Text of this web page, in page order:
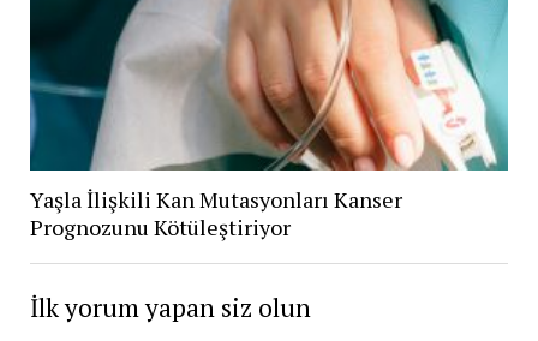
Yaşla İlişkili Kan Mutasyonları Kanser
Prognozunu Kötüleştiriyor
İlk yorum yapan siz olun